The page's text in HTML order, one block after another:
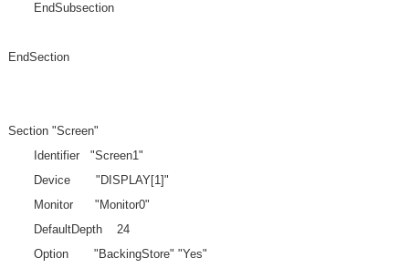
EndSubsection
EndSection
Section "Screen"
Identifier "Screen1"
Device "DISPLAY[1]"
Monitor "Monitor0"
DefaultDepth 24
Option "BackingStore" "Yes"